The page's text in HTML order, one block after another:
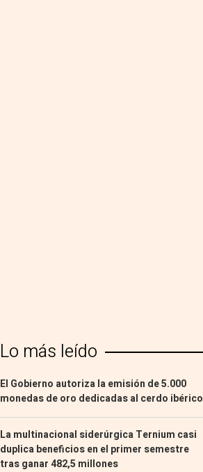
Lo más leído
El Gobierno autoriza la emisión de 5.000
monedas de oro dedicadas al cerdo ibérico
La multinacional siderúrgica Ternium casi
duplica beneficios en el primer semestre
tras ganar 482,5 millones